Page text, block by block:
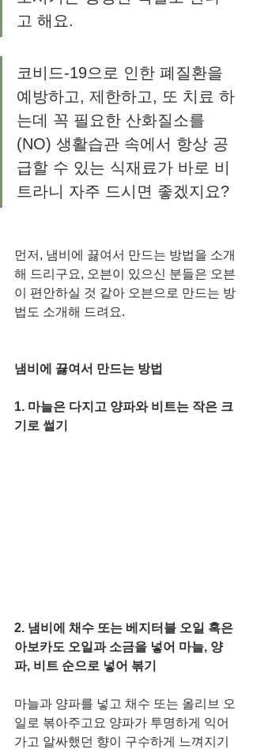
고 해요.
코비드-19으로 인한 폐질환을
예방하고, 제한하고, 또 치료 하
는데 꼭 필요한 산화질소를
(NO) 생활습관 속에서 항상 공
급할 수 있는 식재료가 바로 비
트라니 자주 드시면 좋겠지요?
먼저, 냄비에 끓여서 만드는 방법을 소개
해 드리구요, 오븐이 있으신 분들은 오븐
이 편안하실 것 같아 오븐으로 만드는 방
법도 소개해 드려요.
냄비에 끓여서 만드는 방법
1. 마늘은 다지고 양파와 비트는 작은 크
기로 썰기
2. 냄비에 채수 또는 베지터블 오일 혹은
아보카도 오일과 소금을 넣어 마늘, 양
파, 비트 순으로 넣어 볶기
마늘과 양파를 넣고 채수 또는 올리브 오
일로 볶아주고요 양파가 투명하게 익어
가고 알싸했던 향이 구수하게 느껴지기